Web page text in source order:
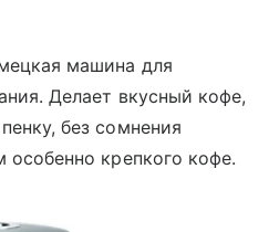
машина для
Делает вкусный кофе,
без сомнения
особенно крепкого кофе.